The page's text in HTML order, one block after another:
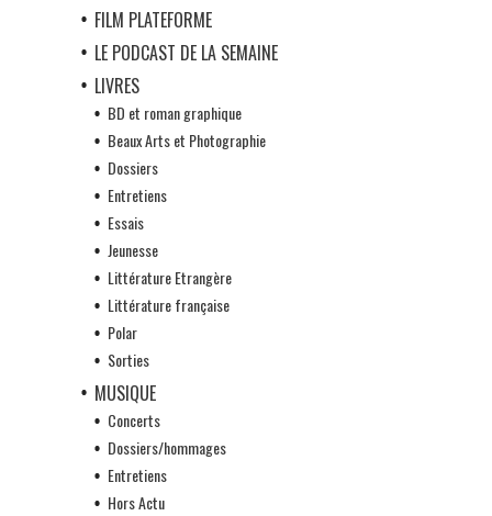
FILM PLATEFORME
LE PODCAST DE LA SEMAINE
LIVRES
BD et roman graphique
Beaux Arts et Photographie
Dossiers
Entretiens
Essais
Jeunesse
Littérature Etrangère
Littérature française
Polar
Sorties
MUSIQUE
Concerts
Dossiers/hommages
Entretiens
Hors Actu